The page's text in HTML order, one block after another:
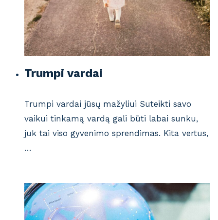
Trumpi vardai
Trumpi vardai jūsų mažyliui Suteikti savo
vaikui tinkamą vardą gali būti labai sunku,
juk tai viso gyvenimo sprendimas. Kita vertus,
…